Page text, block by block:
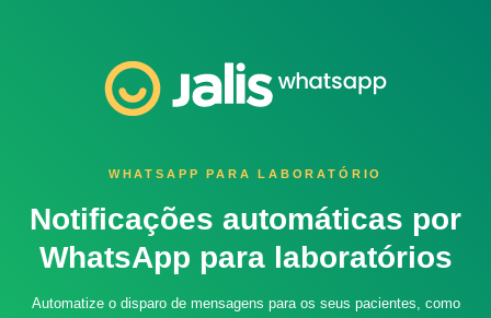
WHATSAPP PARA LABORATÓRIO
Notificações automáticas por
WhatsApp para laboratórios
Automatize o disparo de mensagens para os seus pacientes, como
Online agora